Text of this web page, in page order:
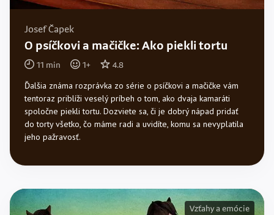
Josef Čapek
O psíčkovi a mačičke: Ako piekli tortu
11 min 1+ 4.8
Ďalšia známa rozprávka zo série o psíčkovi a mačičke vám
tentoraz priblíži veselý príbeh o tom, ako dvaja kamaráti
spoločne piekli tortu. Dozviete sa, či je dobrý nápad pridať
do torty všetko, čo máme radi a uvidíte, komu sa nevyplatila
jeho pažravosť.
Vzťahy a emócie